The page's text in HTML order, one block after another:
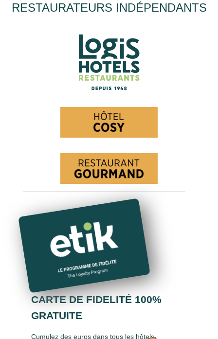
RESTAURATEURS INDÉPENDANTS
CARTE DE FIDELITÉ 100%
GRATUITE
Cumulez des euros dans tous les hôtels-